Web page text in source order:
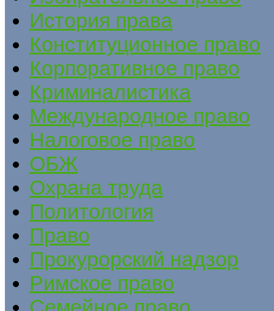
История права
Конституционное право
Корпоративное право
Криминалистика
Международное право
Налоговое право
ОБЖ
Охрана труда
Политология
Право
Прокурорский надзор
Римское право